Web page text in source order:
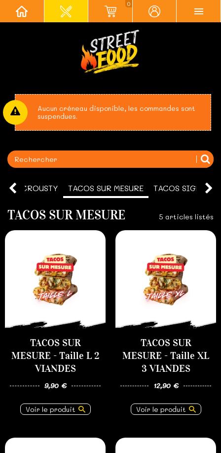
0
Aucun créneau disponible, les commandes sont
suspendues.
RIZ’CROUSTY TACOS SUR MESURE TACOS
TACOS SUR MESURE 5 articles listés
TACOS SUR
MESURE - Taille L 2
VIANDES
9,90 €
Voir le produit
TACOS SUR
MESURE - Taille XL
3 VIANDES
12,90 €
Voir le produit